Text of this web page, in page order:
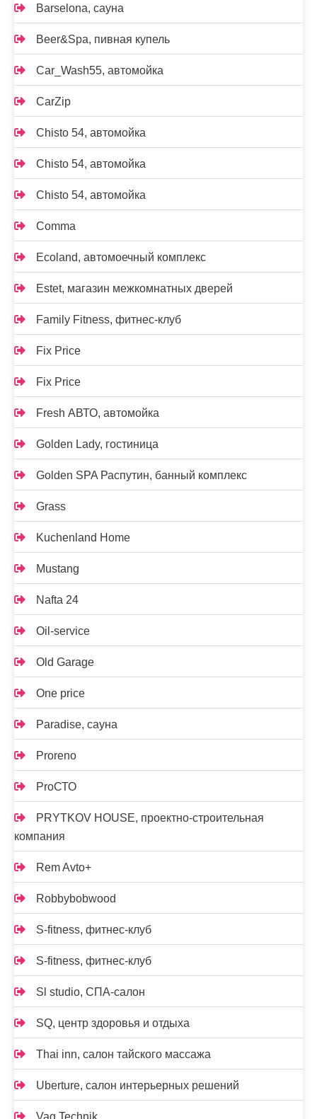
Barselona, сауна
Beer&Spa, пивная купель
Car_Wash55, автомойка
CarZip
Chisto 54, автомойка
Chisto 54, автомойка
Chisto 54, автомойка
Comma
Ecoland, автомоечный комплекс
Estet, магазин межкомнатных дверей
Family Fitness, фитнес-клуб
Fix Price
Fix Price
Fresh АВТО, автомойка
Golden Lady, гостиница
Golden SPA Распутин, банный комплекс
Grass
Kuchenland Home
Mustang
Nafta 24
Oil-service
Old Garage
One price
Paradise, сауна
Proreno
ProСТО
PRYTKOV HOUSE, проектно-строительная
компания
Rem Avto+
Robbybobwood
S-fitness, фитнес-клуб
S-fitness, фитнес-клуб
Sl studio, СПА-салон
SQ, центр здоровья и отдыха
Thai inn, салон тайского массажа
Uberture, салон интерьерных решений
Vag Technik